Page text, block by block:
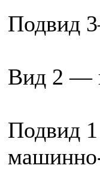
Подвид
Вид 2 —
Подвид